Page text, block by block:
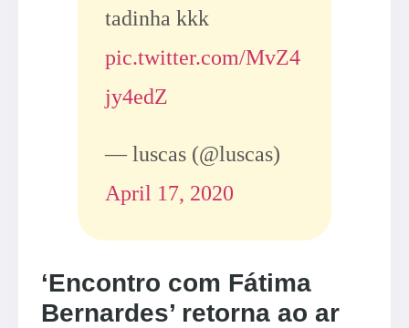
tadinha kkk
pic.twitter.com/MvZ4
jy4edZ
— luscas (@luscas)
April 17, 2020
‘Encontro com Fátima
Bernardes’ retorna ao ar